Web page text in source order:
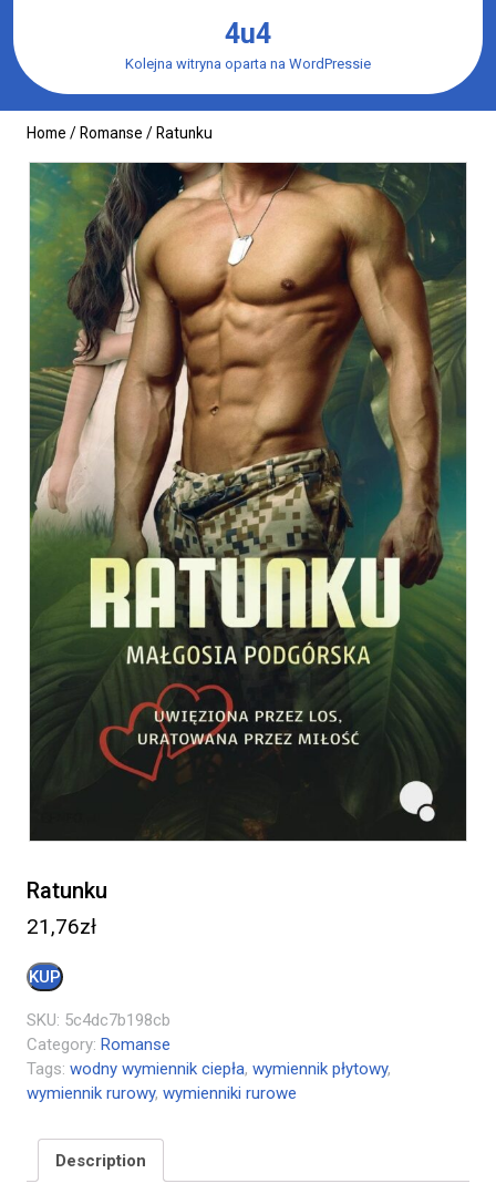
content
4u4
Kolejna witryna oparta na WordPressie
Home / Romanse / Ratunku
Ratunku
21,76zł
KUP
SKU: 5c4dc7b198cb
Category: Romanse
Tags: wodny wymiennik ciepła, wymiennik płytowy,
wymiennik rurowy, wymienniki rurowe
Description